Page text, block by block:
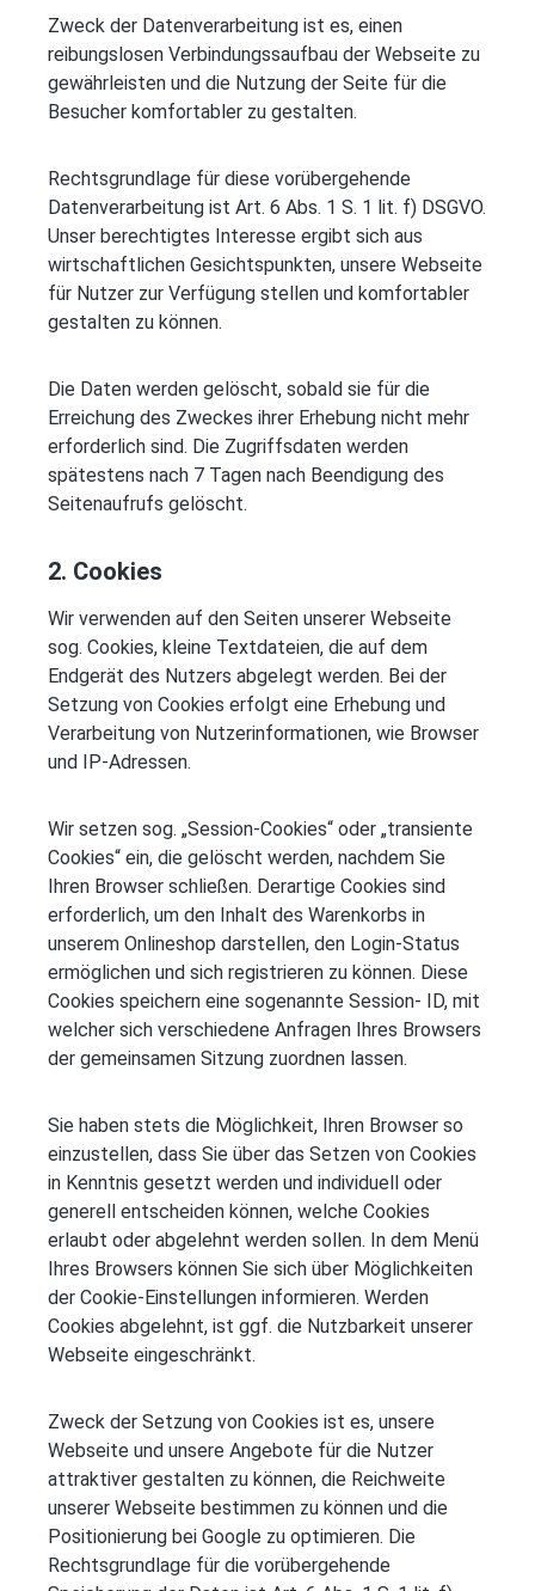
Zweck der Datenverarbeitung ist es, einen
reibungslosen Verbindungssaufbau der Webseite zu
gewährleisten und die Nutzung der Seite für die
Besucher komfortabler zu gestalten.
Rechtsgrundlage für diese vorübergehende
Datenverarbeitung ist Art. 6 Abs. 1 S. 1 lit. f) DSGVO.
Unser berechtigtes Interesse ergibt sich aus
wirtschaftlichen Gesichtspunkten, unsere Webseite
für Nutzer zur Verfügung stellen und komfortabler
gestalten zu können.
Die Daten werden gelöscht, sobald sie für die
Erreichung des Zweckes ihrer Erhebung nicht mehr
erforderlich sind. Die Zugriffsdaten werden
spätestens nach 7 Tagen nach Beendigung des
Seitenaufrufs gelöscht.
2. Cookies
Wir verwenden auf den Seiten unserer Webseite
sog. Cookies, kleine Textdateien, die auf dem
Endgerät des Nutzers abgelegt werden. Bei der
Setzung von Cookies erfolgt eine Erhebung und
Verarbeitung von Nutzerinformationen, wie Browser
und IP-Adressen.
Wir setzen sog. „Session-Cookies“ oder „transiente
Cookies“ ein, die gelöscht werden, nachdem Sie
Ihren Browser schließen. Derartige Cookies sind
erforderlich, um den Inhalt des Warenkorbs in
unserem Onlineshop darstellen, den Login-Status
ermöglichen und sich registrieren zu können. Diese
Cookies speichern eine sogenannte Session- ID, mit
welcher sich verschiedene Anfragen Ihres Browsers
der gemeinsamen Sitzung zuordnen lassen.
Sie haben stets die Möglichkeit, Ihren Browser so
einzustellen, dass Sie über das Setzen von Cookies
in Kenntnis gesetzt werden und individuell oder
generell entscheiden können, welche Cookies
erlaubt oder abgelehnt werden sollen. In dem Menü
Ihres Browsers können Sie sich über Möglichkeiten
der Cookie-Einstellungen informieren. Werden
Cookies abgelehnt, ist ggf. die Nutzbarkeit unserer
Webseite eingeschränkt.
Zweck der Setzung von Cookies ist es, unsere
Webseite und unsere Angebote für die Nutzer
attraktiver gestalten zu können, die Reichweite
unserer Webseite bestimmen zu können und die
Positionierung bei Google zu optimieren. Die
Rechtsgrundlage für die vorübergehende